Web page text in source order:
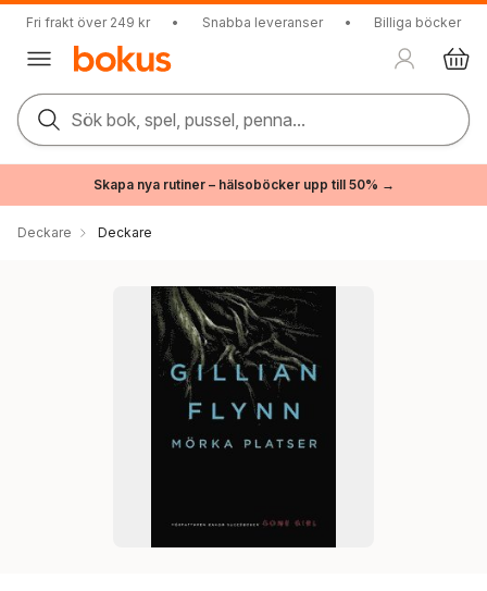
Fri frakt över 249 kr • Snabba leveranser • Billiga böcker
Sök bok, spel, pussel, penna...
Skapa nya rutiner – hälsoböcker upp till 50% →
Deckare Deckare